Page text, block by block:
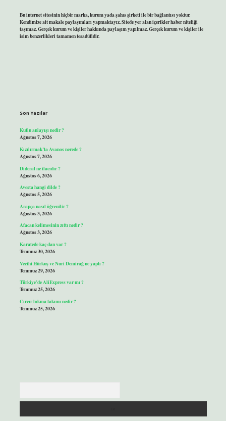
Bu internet sitesinin hiçbir marka, kurum yada şahıs şirketi ile bir bağlantısı yoktur.
Kendimize ait makale paylaşımları yapmaktayız. Sitede yer alan içerikler haber niteliği
taşımaz. Gerçek kurum ve kişiler hakkında paylaşım yapılmaz. Gerçek kurum ve kişiler ile
isim benzerlikleri tamamen tesadüfidir.
Son Yazılar
Kutlu anlayışı nedir ?
Ağustos 7, 2026
Kızılırmak’ta Avanos nerede ?
Ağustos 7, 2026
Dideral ne ilacıdır ?
Ağustos 6, 2026
Avesta hangi dilde ?
Ağustos 5, 2026
Arapça nasıl öğrenilir ?
Ağustos 3, 2026
Afacan kelimesinin zıttı nedir ?
Ağustos 3, 2026
Karatede kaç dan var ?
Temmuz 30, 2026
Vecihi Hürkuş ve Nuri Demirağ ne yaptı ?
Temmuz 29, 2026
Türkiye’de AliExpress var mı ?
Temmuz 25, 2026
Cırcır lokma takımı nedir ?
Temmuz 25, 2026